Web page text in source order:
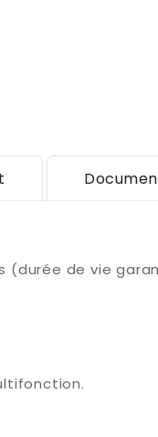
(durée de vie